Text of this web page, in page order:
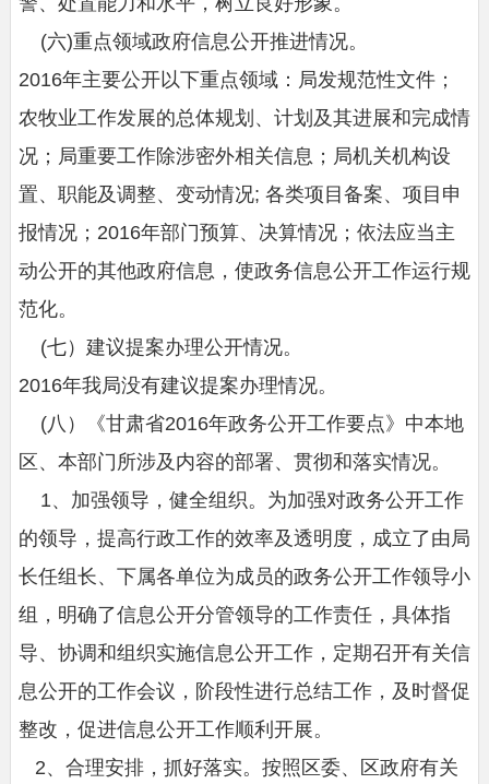
(六)重点领域政府信息公开推进情况。
2016年主要公开以下重点领域：局发规范性文件；
农牧业工作发展的总体规划、计划及其进展和完成情
况；局重要工作除涉密外相关信息；局机关机构设
置、职能及调整、变动情况; 各类项目备案、项目申
报情况；2016年部门预算、决算情况；依法应当主
动公开的其他政府信息，使政务信息公开工作运行规
范化。
(七）建议提案办理公开情况。
2016年我局没有建议提案办理情况。
(八）《甘肃省2016年政务公开工作要点》中本地
区、本部门所涉及内容的部署、贯彻和落实情况。
1、加强领导，健全组织。为加强对政务公开工作
的领导，提高行政工作的效率及透明度，成立了由局
长任组长、下属各单位为成员的政务公开工作领导小
组，明确了信息公开分管领导的工作责任，具体指
导、协调和组织实施信息公开工作，定期召开有关信
息公开的工作会议，阶段性进行总结工作，及时督促
整改，促进信息公开工作顺利开展。
2、合理安排，抓好落实。按照区委、区政府有关